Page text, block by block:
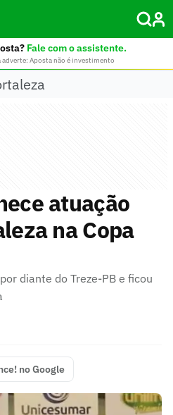
Fale com o assistente.
Aposta não é investimento
atuação
na Copa
diante do Treze-PB e ficou
no Google